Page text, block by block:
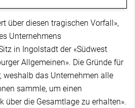
über diesen tragischen Vorfall»,
Unternehmens
in Ingolstadt der «Südwest
Allgemeinen». Die Gründe für
weshalb das Unternehmen alle
sammle, um einen
über die Gesamtlage zu erhalten».